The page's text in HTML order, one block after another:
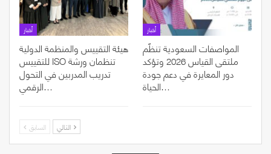
أخبار
هيئة التقييس والمنظمة الدولية
للتقييس ISO تنظمان ورشة
تدريب المدربين في التحول
الرقمي…
أخبار
المواصفات السعودية تنظّم
ملتقى القياس 2026 وتؤكد
دور المعايرة في دعم جودة
الحياة…
السابق